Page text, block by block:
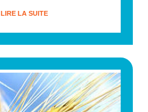
LIRE LA SUITE